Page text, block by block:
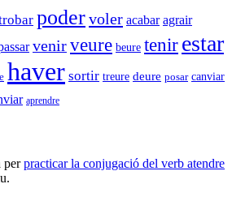
podervoler acabar agrair
venirveure beure tenirestar
haver sortir treure deure posar canviar
aprendre
perpracticar la conjugació del verb atendre